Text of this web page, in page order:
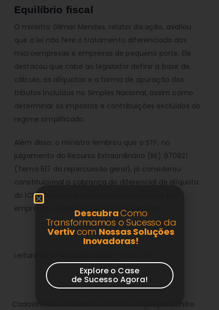
Equilíbrio fiscal
O ministro Gilmar Mendes, relator da ação, avaliou
que a lei não fere o tratamento diferenciado das
microempresas e empresas de pequeno porte. Ele
destacou que cabe ao legislador definir a base de
cálculo, as alíquotas e a forma de apuração dos
tributos incluídos no Simples Nacional, assim como
determinar os impostos e contribuições excluídos do
regime simplificado.
Além disso, o ministro lembrou que o STF, no
julgamento do Recurso Extraordinário (RE) 970821
(Tema 517 da repercussão geral), já considerou
constitucional a cobrança do diferencial de alíquota
do ICMS nas compras interestaduais feitas por
empresas optantes pelo Simples Nacional.
Leitura da integra da notícia:
Cadastre-se na nossa
e fique por dentro
DescubraComo
Transformamos o Sucesso da
Vertivcom Nossas Soluções
Inovadoras!
Explore o Case
de Sucesso Agora!